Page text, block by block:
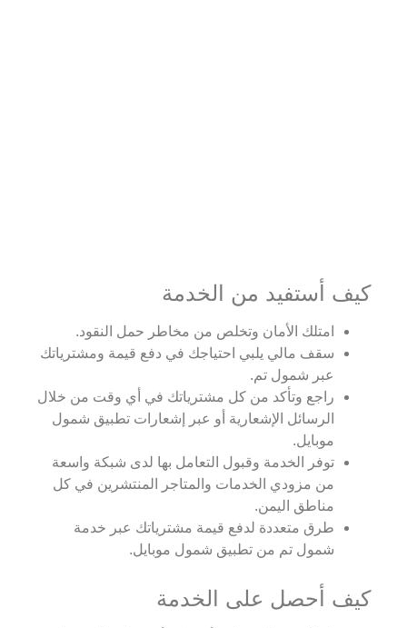
كيف أستفيد من الخدمة
امتلك الأمان وتخلص من مخاطر حمل النقود.
سقف مالي يلبي احتياجك في دفع قيمة ومشترياتك
عبر شمول تم.
راجع وتأكد من كل مشترياتك في أي وقت من خلال
الرسائل الإشعارية أو عبر إشعارات تطبيق شمول
موبايل.
توفر الخدمة وقبول التعامل بها لدى شبكة واسعة
من مزودي الخدمات والمتاجر المنتشرين في كل
مناطق اليمن.
طرق متعددة لدفع قيمة مشترياتك عبر خدمة
شمول تم من تطبيق شمول موبايل.
كيف أحصل على الخدمة